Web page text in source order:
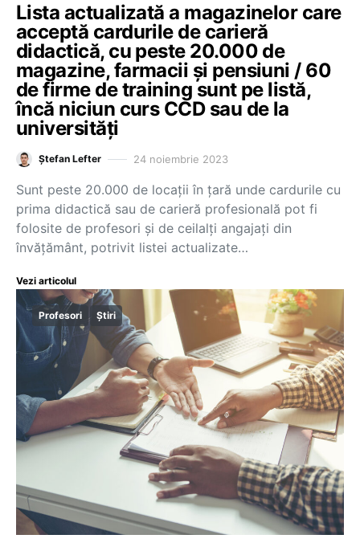
Lista actualizată a magazinelor care
acceptă cardurile de carieră
didactică, cu peste 20.000 de
magazine, farmacii și pensiuni / 60
de firme de training sunt pe listă,
încă niciun curs CCD sau de la
universități
Ștefan Lefter 24 noiembrie 2023
Sunt peste 20.000 de locații în țară unde cardurile cu
prima didactică sau de carieră profesională pot fi
folosite de profesori și de ceilalți angajați din
învățământ, potrivit listei actualizate…
Vezi articolul
Profesori Știri